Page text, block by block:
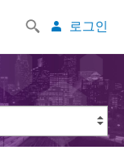
로그인